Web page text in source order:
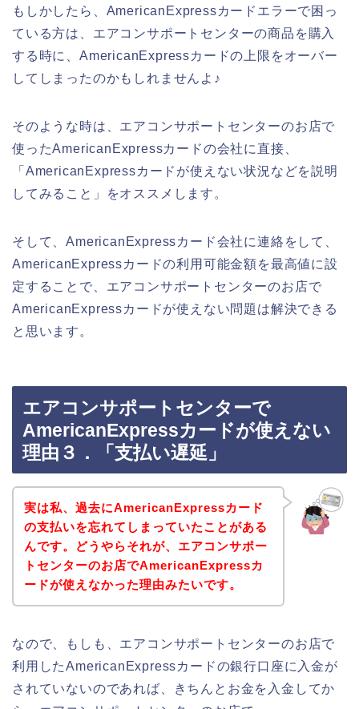
もしかしたら、AmericanExpressカードエラーで困っ
ている方は、エアコンサポートセンターの商品を購入
する時に、AmericanExpressカードの上限をオーバー
してしまったのかもしれませんよ♪
そのような時は、エアコンサポートセンターのお店で
使ったAmericanExpressカードの会社に直接、
「AmericanExpressカードが使えない状況などを説明
してみること」をオススメします。
そして、AmericanExpressカード会社に連絡をして、
AmericanExpressカードの利用可能金額を最高値に設
定することで、エアコンサポートセンターのお店で
AmericanExpressカードが使えない問題は解決できる
と思います。
エアコンサポートセンターで
AmericanExpressカードが使えない
理由３．「支払い遅延」
実は私、過去にAmericanExpressカード
の支払いを忘れてしまっていたことがある
んです。どうやらそれが、エアコンサポー
トセンターのお店でAmericanExpressカ
ードが使えなかった理由みたいです。
なので、もしも、エアコンサポートセンターのお店で
利用したAmericanExpressカードの銀行口座に入金が
されていないのであれば、きちんとお金を入金してか